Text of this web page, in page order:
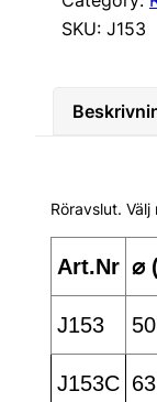
SKU: J153
Röravslut. Välj
Art.Nr ⌀
J153
J153C